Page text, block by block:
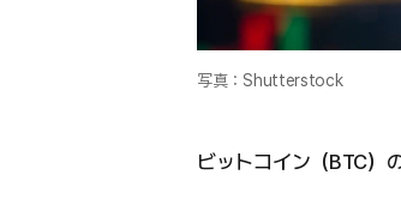
写真：Shutterstock
ビットコイン（BTC）